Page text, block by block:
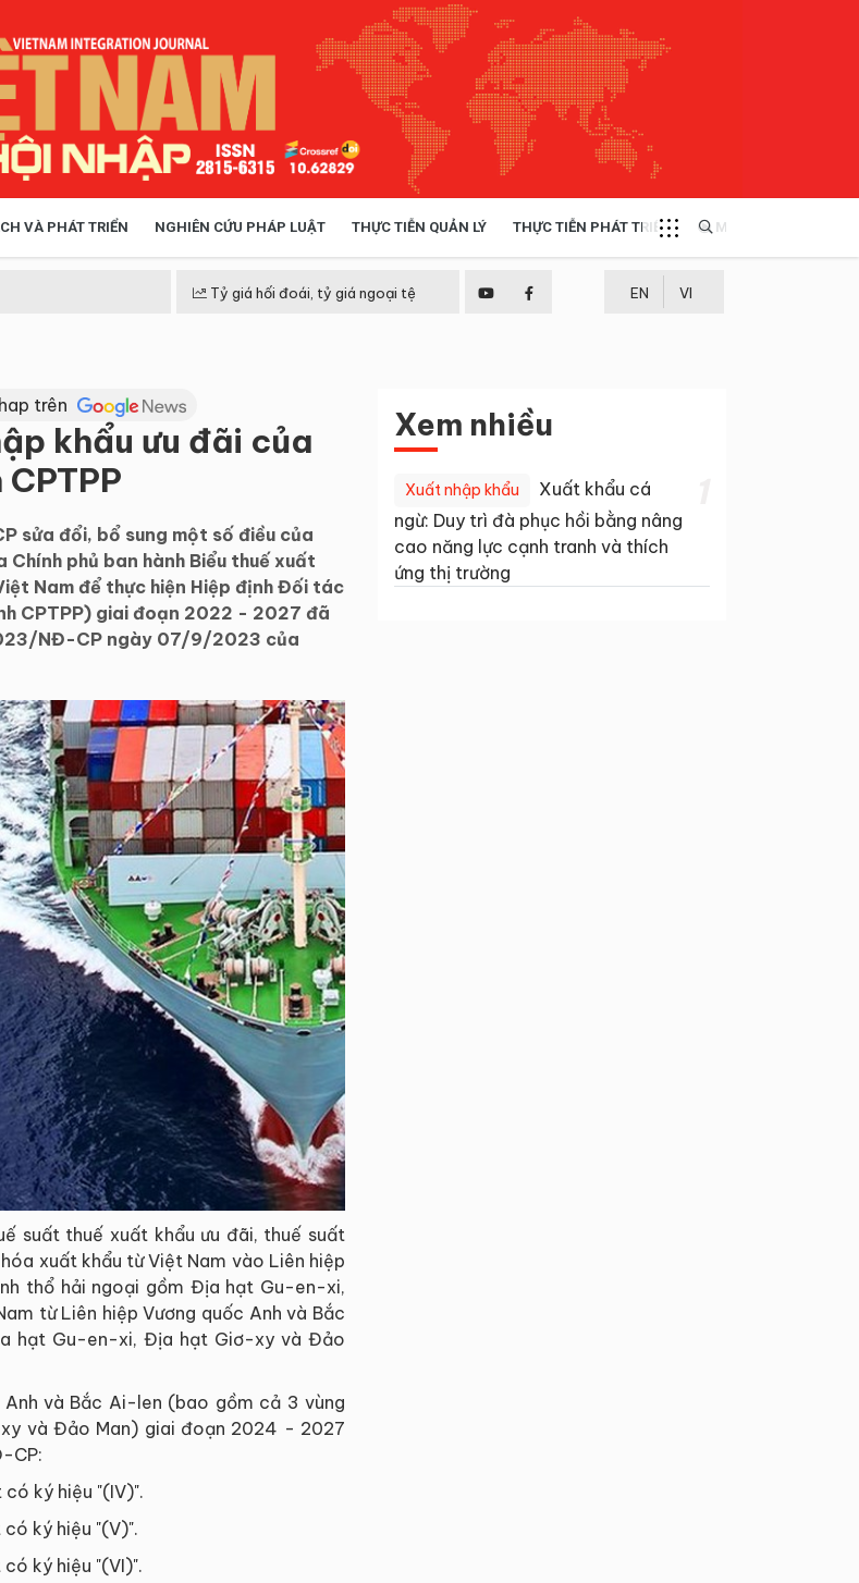
VÀ PHÁT TRIỂN NGHIÊN CỨU PHÁP LUẬT THỰC TIỄN QUẢN LÝ THỰC TIỄN PHÁT TRIỂN MULTIMEDIA
Tỷ giá hối đoái, tỷ giá ngoại tệ EN VI
trên
khẩu ưu đãi của
sửa đổi, bổ sung một số điều của
phủ ban hành Biểu thuế xuất
Nam để thực hiện Hiệp định Đối tác
CPTPP) giai đoạn 2022 - 2027 đã
NĐ-CP ngày 07/9/2023 của
suất thuế xuất khẩu ưu đãi, thuế suất
xuất khẩu từ Việt Nam vào Liên hiệp
thổ hải ngoại gồm Địa hạt Gu-en-xi,
từ Liên hiệp Vương quốc Anh và Bắc
hạt Gu-en-xi, Địa hạt Giơ-xy và Đảo
và Bắc Ai-len (bao gồm cả 3 vùng
và Đảo Man) giai đoạn 2024 - 2027
CP:
ký hiệu "(IV)".
ký hiệu "(V)".
ký hiệu "(VI)".
Xem nhiều
Xuất nhập khẩu
Xuất khẩu cá
ngừ: Duy trì đà phục hồi bằng nâng
cao năng lực cạnh tranh và thích
ứng thị trường